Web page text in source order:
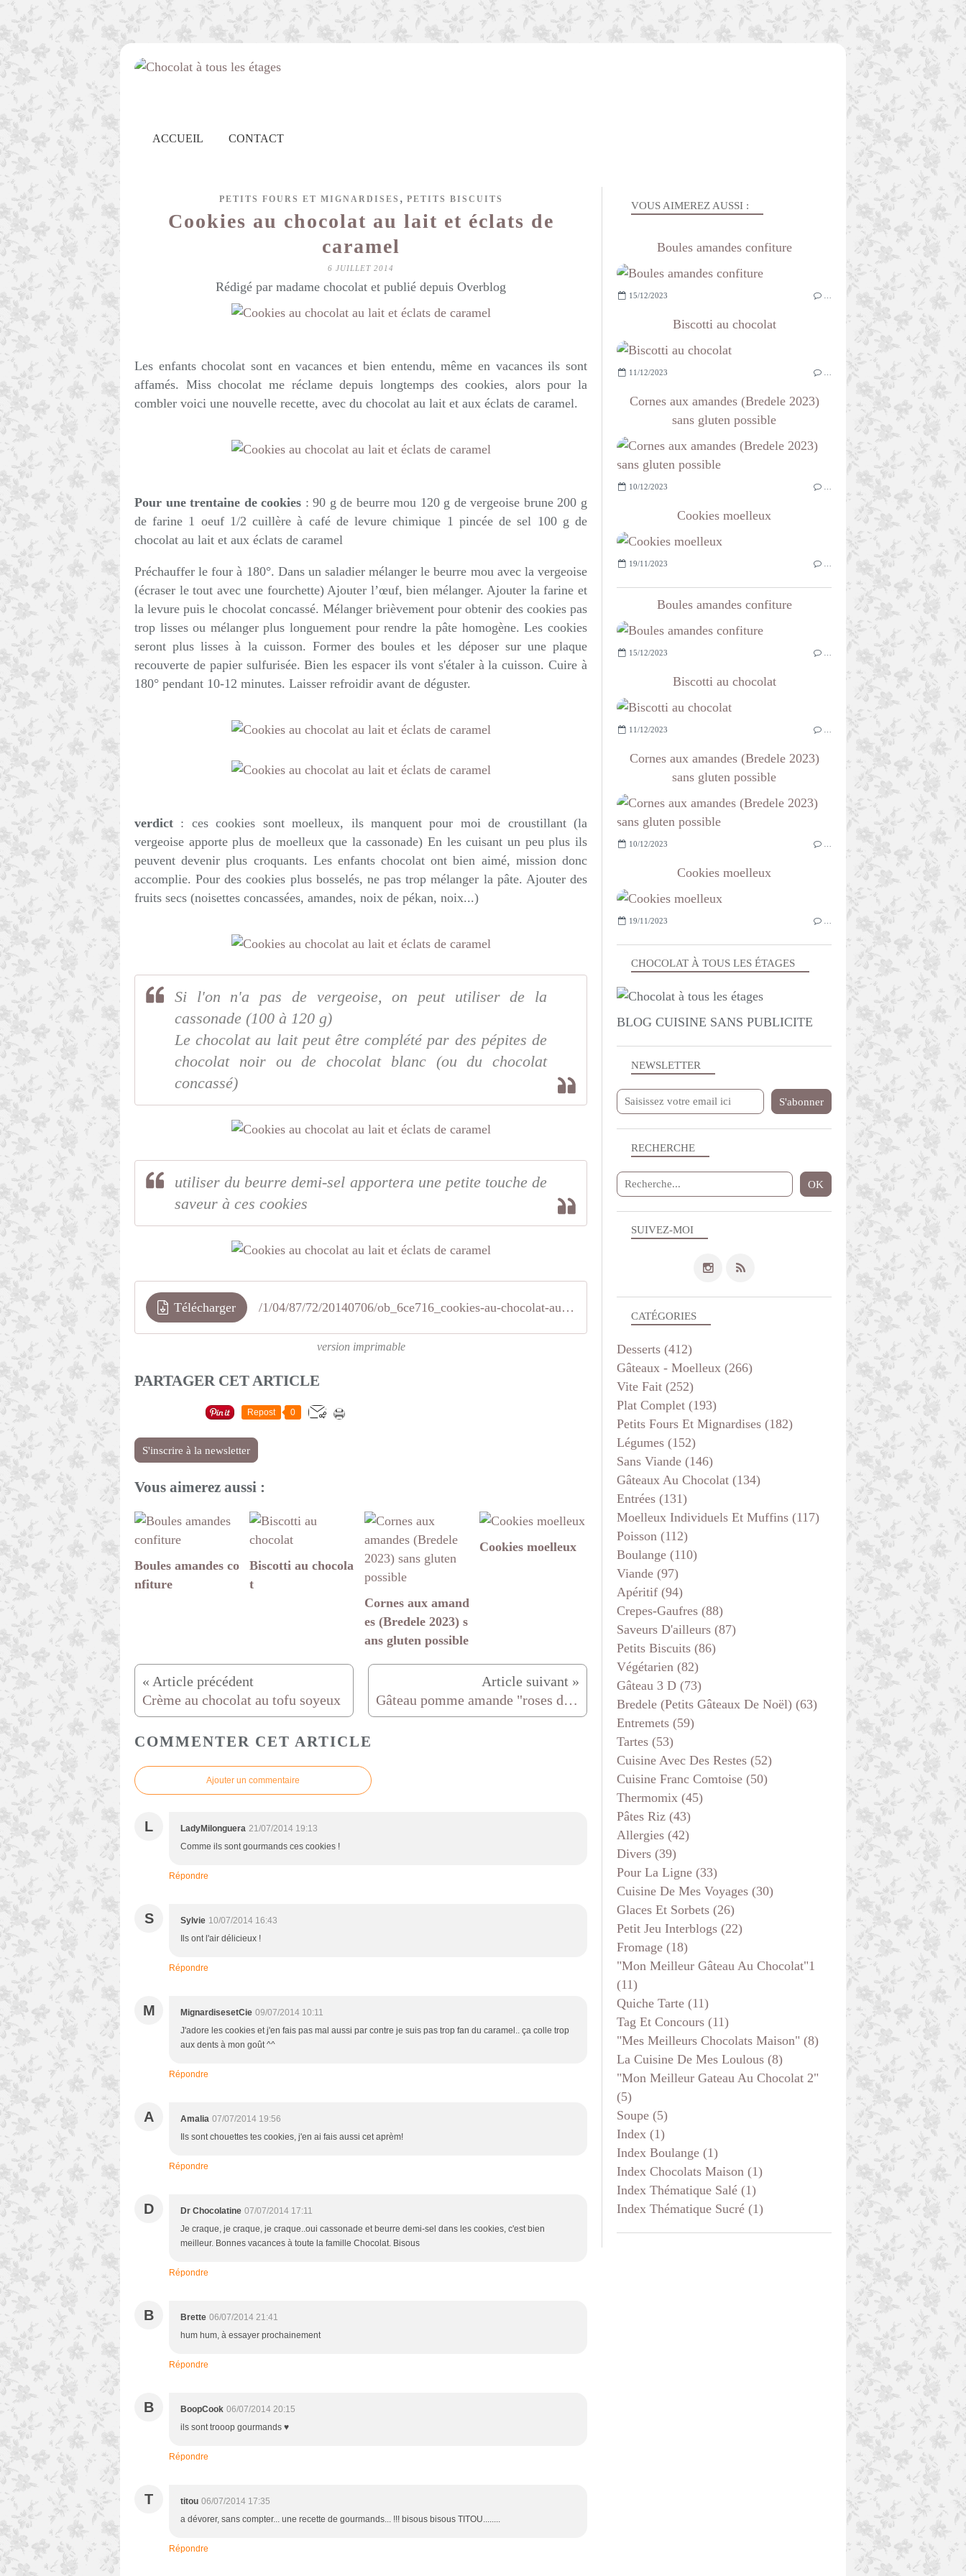
ACCUEIL CONTACT
PETITS FOURS ET MIGNARDISES , PETITS BISCUITS
Cookies au chocolat au lait et éclats de
caramel
6 JUILLET 2014
Rédigé par madame chocolat et publié depuis Overblog
Les enfants chocolat sont en vacances et bien entendu, même en vacances ils sont
affamés. Miss chocolat me réclame depuis longtemps des cookies, alors pour la
combler voici une nouvelle recette, avec du chocolat au lait et aux éclats de caramel.
Pour une trentaine de cookies : 90 g de beurre mou 120 g de vergeoise brune 200 g
de farine 1 oeuf 1/2 cuillère à café de levure chimique 1 pincée de sel 100 g de
chocolat au lait et aux éclats de caramel
Préchauffer le four à 180°. Dans un saladier mélanger le beurre mou avec la vergeoise
(écraser le tout avec une fourchette) Ajouter l’œuf, bien mélanger. Ajouter la farine et
la levure puis le chocolat concassé. Mélanger brièvement pour obtenir des cookies pas
trop lisses ou mélanger plus longuement pour rendre la pâte homogène. Les cookies
seront plus lisses à la cuisson. Former des boules et les déposer sur une plaque
recouverte de papier sulfurisée. Bien les espacer ils vont s'étaler à la cuisson. Cuire à
180° pendant 10-12 minutes. Laisser refroidir avant de déguster.
verdict : ces cookies sont moelleux, ils manquent pour moi de croustillant (la
vergeoise apporte plus de moelleux que la cassonade) En les cuisant un peu plus ils
peuvent devenir plus croquants. Les enfants chocolat ont bien aimé, mission donc
accomplie. Pour des cookies plus bosselés, ne pas trop mélanger la pâte. Ajouter des
fruits secs (noisettes concassées, amandes, noix de pékan, noix...)
Si l'on n'a pas de vergeoise, on peut utiliser de la
cassonade (100 à 120 g)
Le chocolat au lait peut être complété par des pépites de
chocolat noir ou de chocolat blanc (ou du chocolat
concassé)
utiliser du beurre demi-sel apportera une petite touche de
saveur à ces cookies
Télécharger /1/04/87/72/20140706/ob_6ce716_cookies-au-chocolat-au-lait-et-eclats
version imprimable
PARTAGER CET ARTICLE
Repost 0
S'inscrire à la newsletter
Vous aimerez aussi :
Boules amandes co
nfiture
Biscotti au chocola
t
Cornes aux amand
es (Bredele 2023) s
ans gluten possible
Cookies moelleux
Crème au chocolat au tofu soyeux Gâteau pomme amande "roses de pommes"
COMMENTER CET ARTICLE
Ajouter un commentaire
L LadyMilonguera 21/07/2014 19:13
Comme ils sont gourmands ces cookies !
Répondre
S Sylvie 10/07/2014 16:43
Ils ont l'air délicieux !
Répondre
M MignardisesetCie 09/07/2014 10:11
J'adore les cookies et j'en fais pas mal aussi par contre je suis pas trop fan du caramel.. ça colle trop
aux dents à mon goût ^^
Répondre
A Amalia 07/07/2014 19:56
Ils sont chouettes tes cookies, j'en ai fais aussi cet aprèm!
Répondre
D Dr Chocolatine 07/07/2014 17:11
Je craque, je craque, je craque..oui cassonade et beurre demi-sel dans les cookies, c'est bien
meilleur. Bonnes vacances à toute la famille Chocolat. Bisous
Répondre
B Brette 06/07/2014 21:41
hum hum, à essayer prochainement
Répondre
B BoopCook 06/07/2014 20:15
ils sont trooop gourmands ♥
Répondre
T titou 06/07/2014 17:35
a dévorer, sans compter... une recette de gourmands... !!! bisous bisous TITOU........
Répondre
NEWSLETTER
SUIVEZ-MOI
RECHERCHE
CHOCOLAT À TOUS LES ÉTAGES
BLOG CUISINE SANS PUBLICITE
VOUS AIMEREZ AUSSI :
Boules amandes confiture
15/12/2023
Biscotti au chocolat
11/12/2023
Cornes aux amandes (Bredele 2023)
sans gluten possible
10/12/2023
Cookies moelleux
19/11/2023
Boules amandes confiture
15/12/2023
Biscotti au chocolat
11/12/2023
Cornes aux amandes (Bredele 2023)
sans gluten possible
10/12/2023
Cookies moelleux
19/11/2023
CATÉGORIES
Desserts (412)
Gâteaux - Moelleux (266)
Vite Fait (252)
Plat Complet (193)
Petits Fours Et Mignardises (182)
Légumes (152)
Sans Viande (146)
Gâteaux Au Chocolat (134)
Entrées (131)
Moelleux Individuels Et Muffins (117)
Poisson (112)
Boulange (110)
Viande (97)
Apéritif (94)
Crepes-Gaufres (88)
Saveurs D'ailleurs (87)
Petits Biscuits (86)
Végétarien (82)
Gâteau 3 D (73)
Bredele (petits Gâteaux De Noël) (63)
Entremets (59)
Tartes (53)
Cuisine Avec Des Restes (52)
Cuisine Franc Comtoise (50)
Thermomix (45)
Pâtes Riz (43)
Allergies (42)
Divers (39)
Pour La Ligne (33)
Cuisine De Mes Voyages (30)
Glaces Et Sorbets (26)
Petit Jeu Interblogs (22)
Fromage (18)
"mon Meilleur Gâteau Au Chocolat"1
(11)
Quiche Tarte (11)
Tag Et Concours (11)
"mes Meilleurs Chocolats Maison" (8)
La Cuisine De Mes Loulous (8)
"mon Meilleur Gateau Au Chocolat 2"
(5)
Soupe (5)
Index (1)
Index Boulange (1)
Index Chocolats Maison (1)
Index Thématique Salé (1)
Index Thématique Sucré (1)